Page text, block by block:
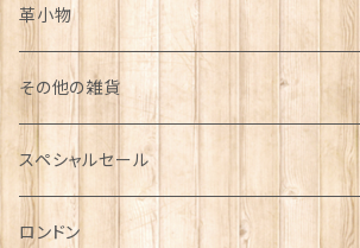
革小物
その他の雑貨
ミニカー
チャーム
スペシャルセール
ロンドン